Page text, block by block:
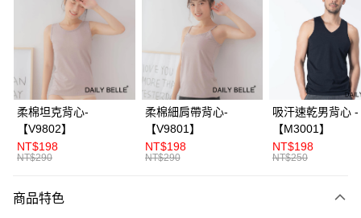
3 期 0 利率 每期 21家銀行
合作金庫商業銀行
第一商業銀行
華南商業銀行
上海商業儲蓄銀行
台北富邦商業銀行
國泰世華商業銀行
兆豐國際商業銀行
臺灣中小企業銀行
台中商業銀行
匯豐（台灣）商業銀行
華泰商業銀行
聯邦商業銀行
元大商業銀行
台灣樂天信用卡公司
超商取貨付款
LINE Pay
Apple Pay
街口支付
ATM付款
運送方式
柔棉坦克背心-
【V9802】
NT$198
NT$290
柔棉細肩帶背心-
【V9801】
NT$198
NT$290
吸汗速乾男背心 -
【M3001】
NT$198
NT$250
商品特色